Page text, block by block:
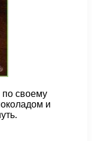
по своему
и